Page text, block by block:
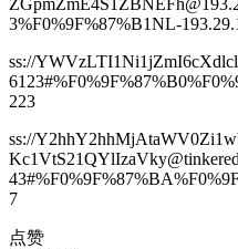
3%F0%9F%87%B1NL-
ss://
223
ss://
7
点赞